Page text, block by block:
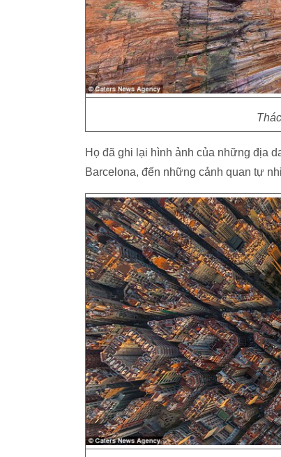
Họ đã ghi lại hình ảnh của những địa
Barcelona, đến những cảnh quan tự